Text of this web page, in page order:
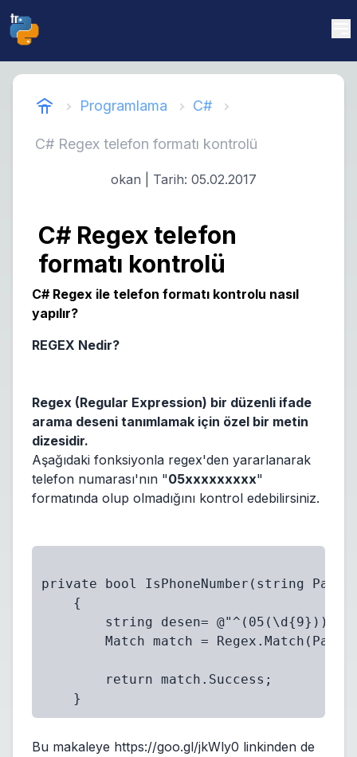
Programlama C#
C# Regex telefon formatı kontrolü
okan | Tarih: 05.02.2017
C# Regex telefon
formatı kontrolü
C# Regex ile telefon formatı kontrolu nasıl
yapılır?
REGEX Nedir?
Regex (Regular Expression) bir düzenli ifade
arama deseni tanımlamak için özel bir metin
dizesidir.
Aşağıdaki fonksiyonla regex'den yararlanarak
telefon numarası'nın "05xxxxxxxxx"
formatında olup olmadığını kontrol edebilirsiniz.
private bool IsPhoneNumber(string
    {
        string desen= @"^(05(\d{9}))$";
Match match =
        return match.Success;
    }
Bu makaleye https://goo.gl/jkWly0 linkinden de